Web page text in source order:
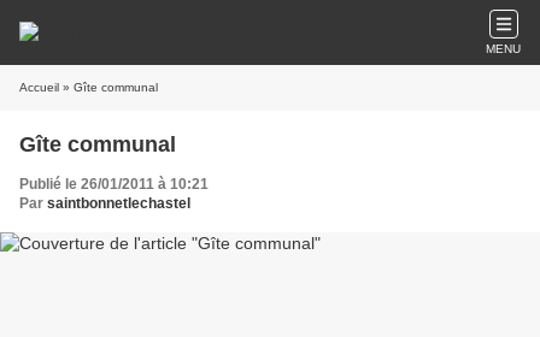
MENU
Accueil » Gîte communal
Gîte communal
Publié le 26/01/2011 à 10:21
Par saintbonnetlechastel